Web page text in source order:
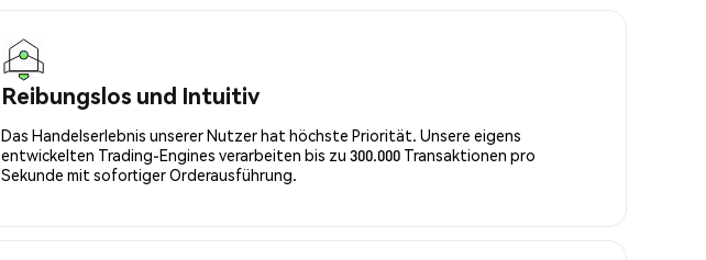
Reibungslos und Intuitiv
Das Handelserlebnis unserer Nutzer hat höchste Priorität. Unsere eigens
entwickelten Trading-Engines verarbeiten bis zu 300.000 Transaktionen pro
Sekunde mit sofortiger Orderausführung.